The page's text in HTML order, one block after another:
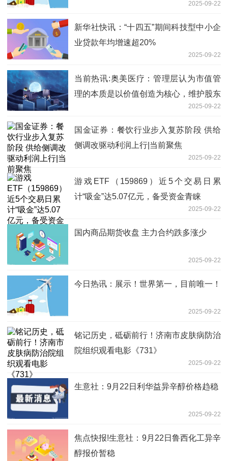
2025-09-22
新华社快讯：“十四五”期间科技型中小企
业贷款年均增速超20%
2025-09-22
当前热讯:奥美医疗：管理层认为市值管
理的本质是以价值创造为核心，维护股东
利益最根本的方式是经营好上市公司，实
现股东长期价值
2025-09-22
国金证券：餐饮行业步入复苏阶段 供给
侧调改驱动利润上行|当前聚焦
2025-09-22
游戏ETF（159869）近5个交易日累
计“吸金”达5.07亿元，备受资金青睐
2025-09-22
国内商品期货收盘 主力合约跌多涨少
2025-09-22
今日热讯：展示！世界第一，目前唯一！
2025-09-22
铭记历史，砥砺前行！济南市皮肤病防治
院组织观看电影《731》
2025-09-22
生意社：9月22日利华益异辛醇价格趋稳
2025-09-22
焦点快报!生意社：9月22日鲁西化工异辛
醇报价暂稳